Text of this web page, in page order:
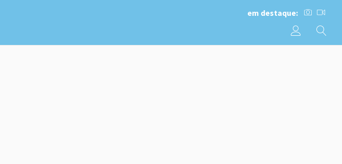
em destaque: